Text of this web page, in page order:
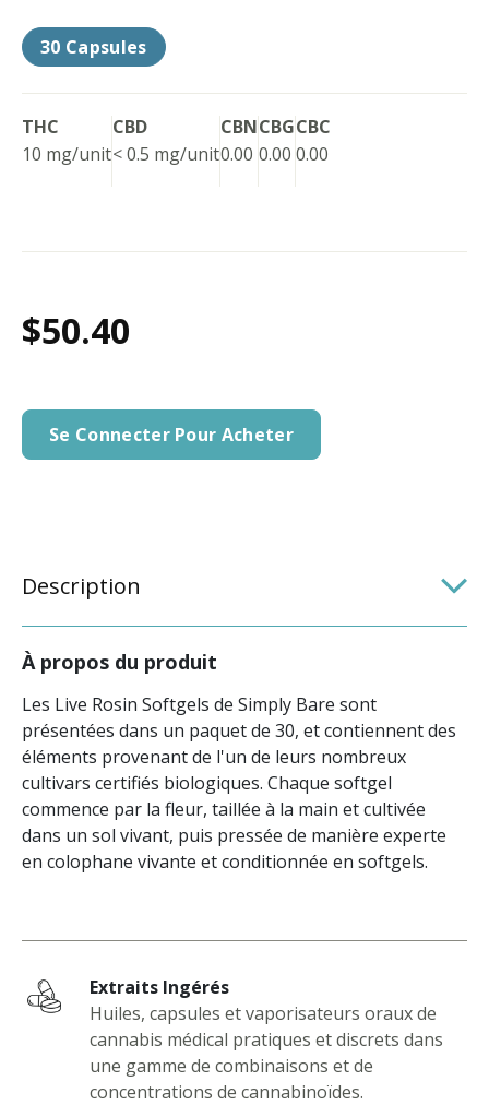
30 Capsules
THC
10 mg/unit
CBD
< 0.5 mg/unit
CBN
0.00
CBG
0.00
CBC
0.00
$50.40
Se Connecter Pour Acheter
Description
À propos du produit
Les Live Rosin Softgels de Simply Bare sont
présentées dans un paquet de 30, et contiennent des
éléments provenant de l'un de leurs nombreux
cultivars certifiés biologiques. Chaque softgel
commence par la fleur, taillée à la main et cultivée
dans un sol vivant, puis pressée de manière experte
en colophane vivante et conditionnée en softgels.
Extraits Ingérés
Huiles, capsules et vaporisateurs oraux de
cannabis médical pratiques et discrets dans
une gamme de combinaisons et de
concentrations de cannabinoïdes.